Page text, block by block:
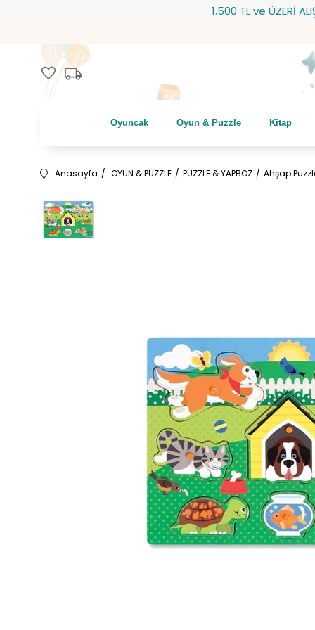
1.500 TL ve ÜZERİ
favorite local_shipping
Oyuncak Oyun & Puzzle Kitap
Anasayfa OYUN & PUZZLE PUZZLE & YAPBOZ Ahşap